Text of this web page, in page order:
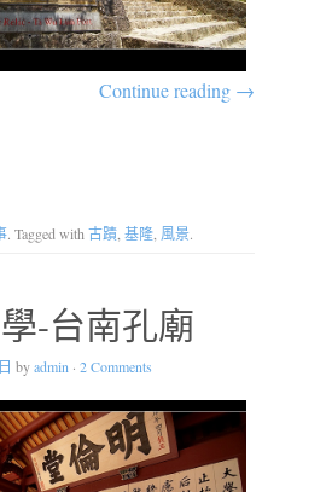
Continue reading →
. Tagged with 古蹟 基隆 風景.
-台南孔廟
byadmin · 2 Comments